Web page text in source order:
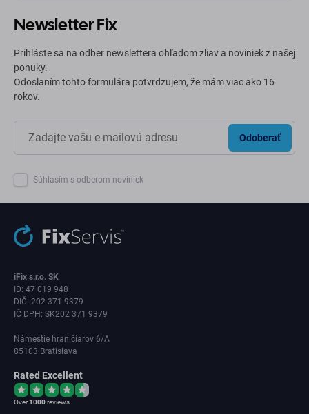
Newsletter Fix
Prihláste sa na odber newslettera ohľadom zliav a noviniek z našej
ponuky.
Odoslaním tohto formulára potvrdzujem, že mám viac ako 16
rokov.
Odoberať
Súhlasím s odberom noviniek
iFix s.r.o. SK
ID: 47 019 948
DIČ: 202 371 9379
IČ DPH: SK202 371 9379
Námestie hraničiarov 6/A
85103 Bratislava
Rated Excellent
Over1000reviews